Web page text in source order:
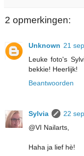
2 opmerkingen:
Unknown 21
Leuke foto's
bekkie! Heerlijk!
Beantwoorden
Sylvia
22
@VI Nailarts,
Haha ja lief hè!